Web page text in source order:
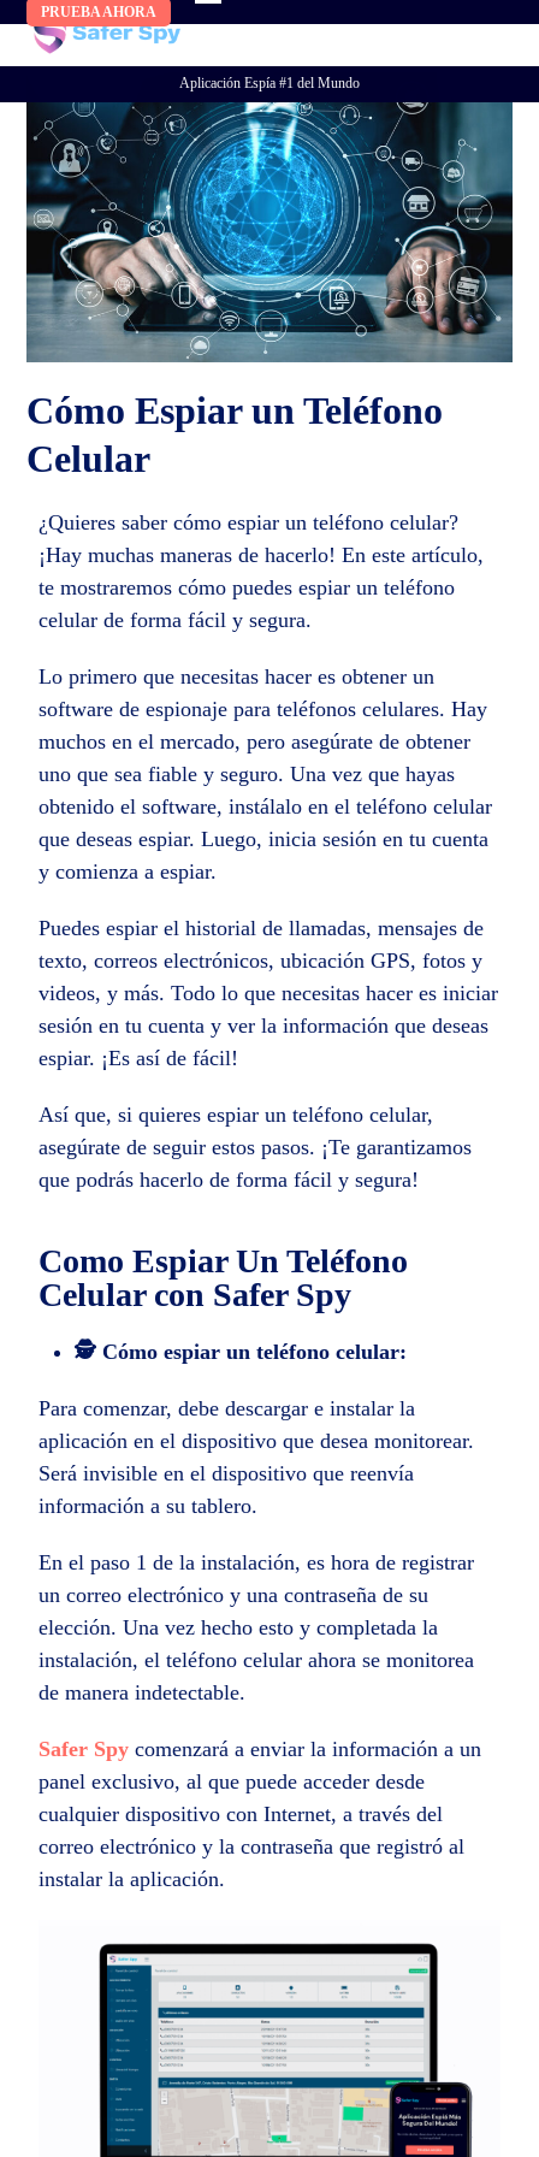
content
PRUEBA AHORA
Aplicación Espía #1 del Mundo
Cómo Espiar un Teléfono
Celular
¿Quieres saber cómo espiar un teléfono celular?
¡Hay muchas maneras de hacerlo! En este artículo,
te mostraremos cómo puedes espiar un teléfono
celular de forma fácil y segura.
Lo primero que necesitas hacer es obtener un
software de espionaje para teléfonos celulares. Hay
muchos en el mercado, pero asegúrate de obtener
uno que sea fiable y seguro. Una vez que hayas
obtenido el software, instálalo en el teléfono celular
que deseas espiar. Luego, inicia sesión en tu cuenta
y comienza a espiar.
Puedes espiar el historial de llamadas, mensajes de
texto, correos electrónicos, ubicación GPS, fotos y
videos, y más. Todo lo que necesitas hacer es iniciar
sesión en tu cuenta y ver la información que deseas
espiar. ¡Es así de fácil!
Así que, si quieres espiar un teléfono celular,
asegúrate de seguir estos pasos. ¡Te garantizamos
que podrás hacerlo de forma fácil y segura!
Como Espiar Un Teléfono
Celular con Safer Spy
🕵️ Cómo espiar un teléfono celular:
Para comenzar, debe descargar e instalar la
aplicación en el dispositivo que desea monitorear.
Será invisible en el dispositivo que reenvía
información a su tablero.
En el paso 1 de la instalación, es hora de registrar
un correo electrónico y una contraseña de su
elección. Una vez hecho esto y completada la
instalación, el teléfono celular ahora se monitorea
de manera indetectable.
Safer Spy comenzará a enviar la información a un
panel exclusivo, al que puede acceder desde
cualquier dispositivo con Internet, a través del
correo electrónico y la contraseña que registró al
instalar la aplicación.